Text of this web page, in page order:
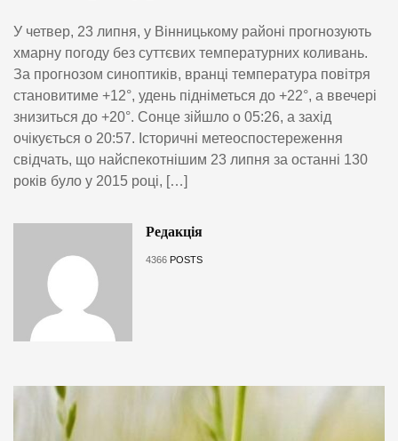
У четвер, 23 липня, у Вінницькому районі прогнозують
хмарну погоду без суттєвих температурних коливань.
За прогнозом синоптиків, вранці температура повітря
становитиме +12°, удень підніметься до +22°, а ввечері
знизиться до +20°. Сонце зійшло о 05:26, а захід
очікується о 20:57. Історичні метеоспостереження
свідчать, що найспекотнішим 23 липня за останні 130
років було у 2015 році, […]
Редакція
4366 POSTS